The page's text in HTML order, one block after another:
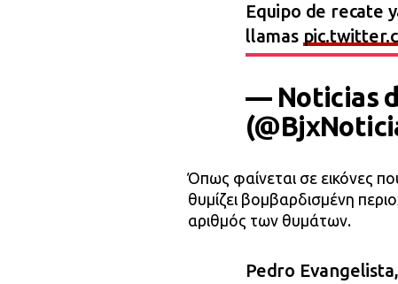
Equipo de recate
llamas
— Noticias
Όπως φαίνεται σε εικόνες
θυμίζει βομβαρδισμένη
αριθμός των θυμάτων.
Pedro